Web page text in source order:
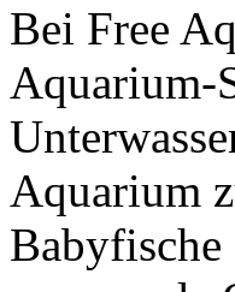
Bei Free
Aquarium-
Aquarium